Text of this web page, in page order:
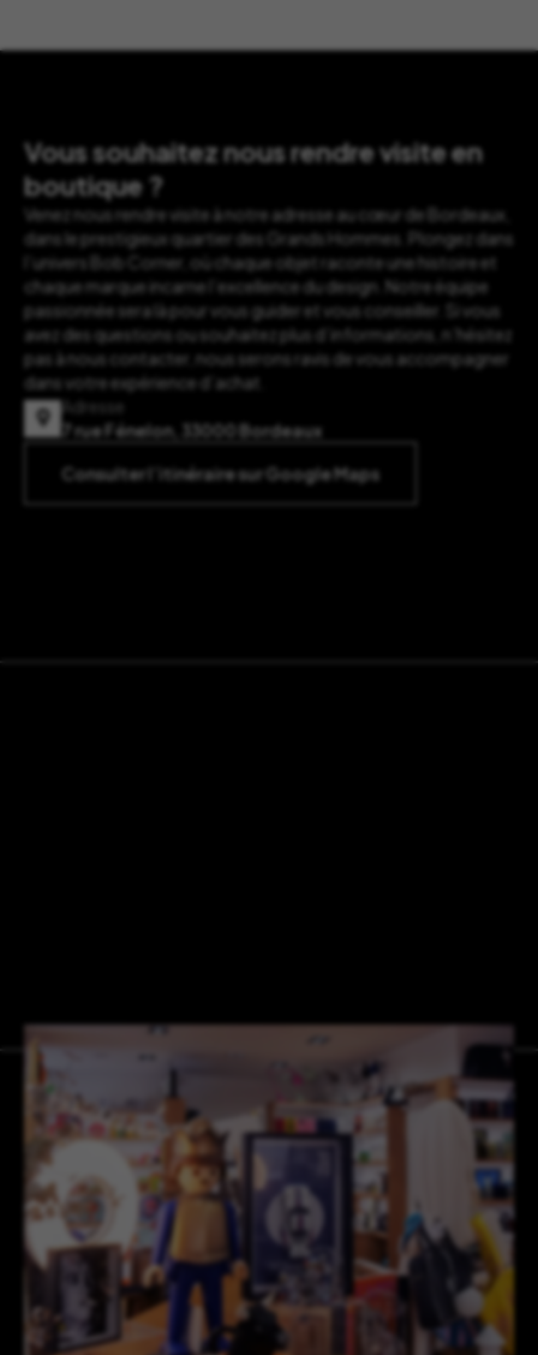
Vous souhaitez nous rendre visite en
boutique ?
Venez nous rendre visite à notre adresse au cœur de Bordeaux,
dans le prestigieux quartier des Grands Hommes. Plongez dans
l’univers Bob Corner, où chaque objet raconte une histoire et
chaque marque incarne l’excellence du design. Notre équipe
passionnée sera là pour vous guider et vous conseiller. Si vous
avez des questions ou souhaitez plus d’informations, n’hésitez
pas à nous contacter, nous serons ravis de vous accompagner
dans votre expérience d’achat.
Adresse
7 rue Fénelon, 33000 Bordeaux
Consulter l’itinéraire sur Google Maps